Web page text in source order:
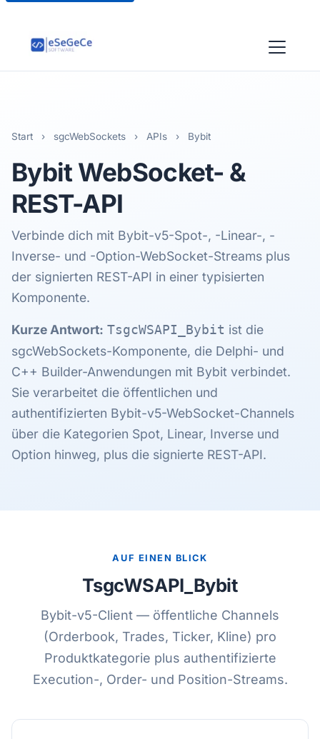
Start › sgcWebSockets › APIs › Bybit
Bybit WebSocket- &
REST-API
Verbinde dich mit Bybit-v5-Spot-, -Linear-, -
Inverse- und -Option-WebSocket-Streams plus
der signierten REST-API in einer typisierten
Komponente.
Kurze Antwort: TsgcWSAPI_Bybit ist die
sgcWebSockets-Komponente, die Delphi- und
C++ Builder-Anwendungen mit Bybit verbindet.
Sie verarbeitet die öffentlichen und
authentifizierten Bybit-v5-WebSocket-Channels
über die Kategorien Spot, Linear, Inverse und
Option hinweg, plus die signierte REST-API.
AUF EINEN BLICK
TsgcWSAPI_Bybit
Bybit-v5-Client — öffentliche Channels
(Orderbook, Trades, Ticker, Kline) pro
Produktkategorie plus authentifizierte
Execution-, Order- und Position-Streams.